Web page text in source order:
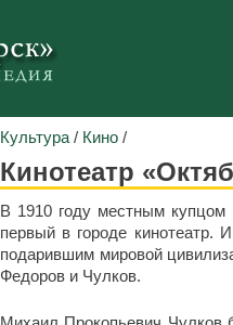
Культура / Кино /
Кинотеатр
В 1910 году местным
первый в городе кинотеатр.
подарившим мировой
Федоров и Чулков.